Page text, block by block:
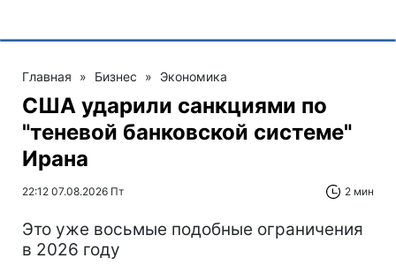
Главная » Бизнес » Экономика
США ударили санкциями по
"теневой банковской системе"
Ирана
22:12 07.08.2026 Пт 2 мин
Это уже восьмые подобные ограничения
в 2026 году